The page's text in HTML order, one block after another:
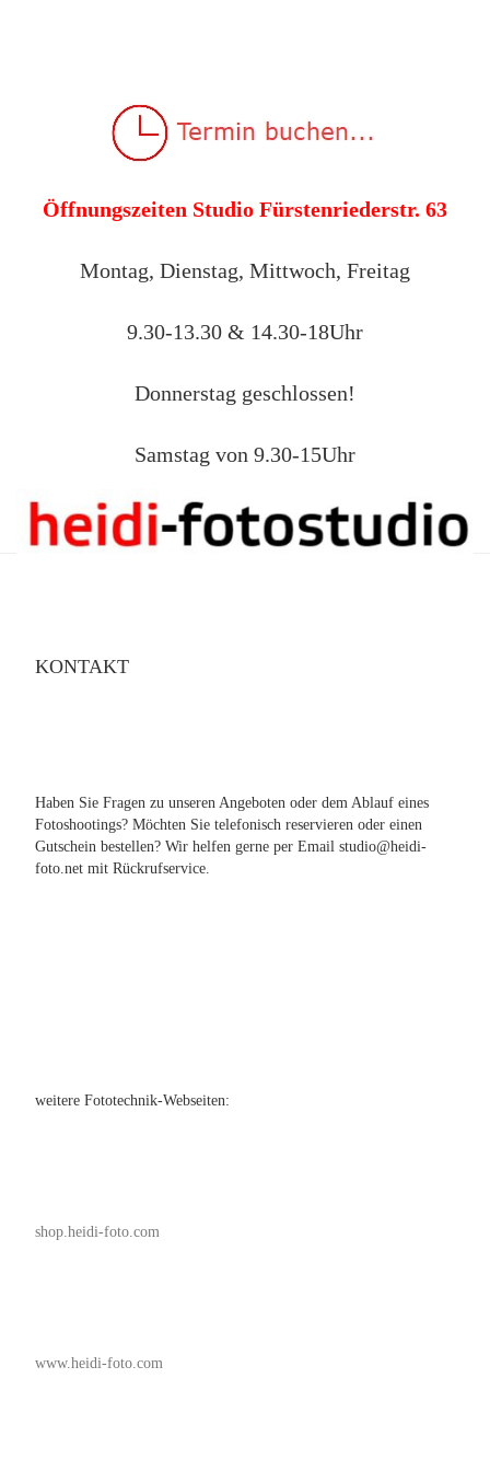
Öffnungszeiten Studio Fürstenriederstr. 63
Montag, Dienstag, Mittwoch, Freitag
9.30-13.30 & 14.30-18Uhr
Donnerstag geschlossen!
Samstag von 9.30-15Uhr
KONTAKT
Haben Sie Fragen zu unseren Angeboten oder dem Ablauf eines
Fotoshootings? Möchten Sie telefonisch reservieren oder einen
Gutschein bestellen? Wir helfen gerne per Email studio@heidi-
foto.net mit Rückrufservice.
weitere Fototechnik-Webseiten:
shop.heidi-foto.com
www.heidi-foto.com